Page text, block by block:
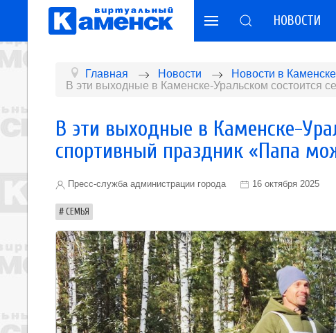
НОВОСТИ
Главная Новости
Новости в Каменске
В эти выходные в Каменске-Уральском состоится
В эти выходные в Каменске-
спортивный праздник «Папа
Пресс-служба администрации города 16 октября 2025
СЕМЬЯ